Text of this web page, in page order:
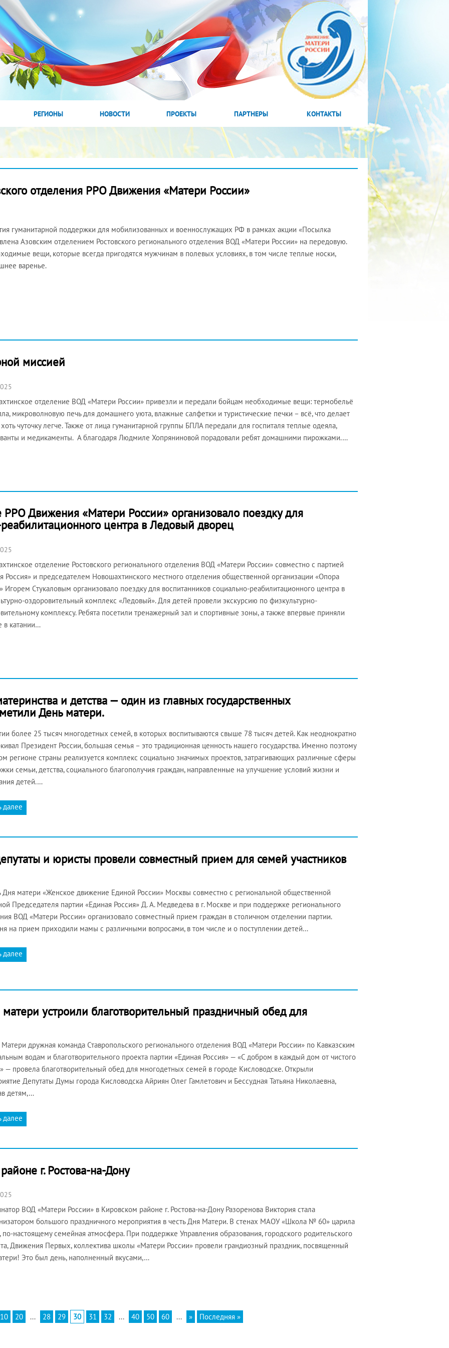
РЕГИОНЫ НОВОСТИ ПРОЕКТЫ ПАРТНЕРЫ КОНТАКТЫ
отделения РРО Движения «Матери России»
гуманитарной поддержки для мобилизованных и военнослужащих РФ в рамках акции «Посылка
Азовским отделением Ростовского регионального отделения ВОД «Матери России» на передовую.
вещи, которые всегда пригодятся мужчинам в полевых условиях, в том числе теплые носки,
варенье.
миссией
отделение ВОД «Матери России» привезли и передали бойцам необходимые вещи: термобельё
микроволновую печь для домашнего уюта, влажные салфетки и туристические печки – всё, что делает
чуточку легче. Также от лица гуманитарной группы БПЛА передали для госпиталя теплые одеяла,
и медикаменты. А благодаря Людмиле Хопряниновой порадовали ребят домашними пирожками.…
Движения «Матери России» организовало поездку для
центра в Ледовый дворец
отделение Ростовского регионального отделения ВОД «Матери России» совместно с партией
Россия» и председателем Новошахтинского местного отделения общественной организации «Опора
Игорем Стукаловым организовало поездку для воспитанников социально-реабилитационного центра в
оздоровительный комплекс «Ледовый». Для детей провели экскурсию по физкультурно-
комплексу. Ребята посетили тренажерный зал и спортивные зоны, а также впервые приняли
в катании…
и детства — один из главных государственных
День матери.
более 25 тысяч многодетных семей, в которых воспитываются свыше 78 тысяч детей. Как неоднократно
Президент России, большая семья – это традиционная ценность нашего государства. Именно поэтому
регионе страны реализуется комплекс социально значимых проектов, затрагивающих различные сферы
семьи, детства, социального благополучия граждан, направленные на улучшение условий жизни и
детей.…
далее
и юристы провели совместный прием для семей участников
Дня матери «Женское движение Единой России» Москвы совместно с региональной общественной
Председателя партии «Единая Россия» Д. А. Медведева в г. Москве и при поддержке регионального
ВОД «Матери России» организовало совместный прием граждан в столичном отделении партии.
на прием приходили мамы с различными вопросами, в том числе и о поступлении детей…
далее
устроили благотворительный праздничный обед для
дружная команда Ставропольского регионального отделения ВОД «Матери России» по Кавказским
водам и благотворительного проекта партии «Единая Россия» — «С добром в каждый дом от чистого
— провела благотворительный обед для многодетных семей в городе Кисловодске. Открыли
Депутаты Думы города Кисловодска Айриян Олег Гамлетович и Бессудная Татьяна Николаевна,
детям,…
далее
г. Ростова-на-Дону
ВОД «Матери России» в Кировском районе г. Ростова-на-Дону Разоренова Виктория стала
большого праздничного мероприятия в честь Дня Матери. В стенах МАОУ «Школа № 60» царила
по-настоящему семейная атмосфера. При поддержке Управления образования, городского родительского
Движения Первых, коллектива школы «Матери России» провели грандиозный праздник, посвященный
Это был день, наполненный вкусами,…
10 20 ... 28 29 30 31 32 ... 40 50 60 ... » Последняя »